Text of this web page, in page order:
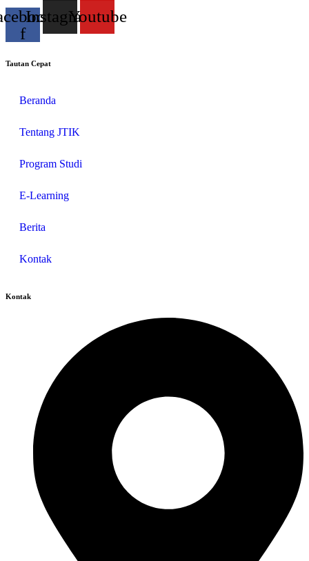
f
InstagramYoutube
Tautan Cepat
Beranda
Tentang JTIK
Program Studi
E-Learning
Berita
Kontak
Kontak